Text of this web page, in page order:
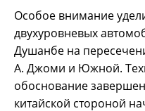
Особое внимание
двухуровневых
Душанбе на
А. Джоми и Южной.
обоснование
китайской стороной